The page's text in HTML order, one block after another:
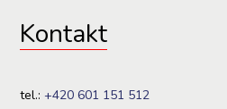
Kontakt
tel.: +420 601 151 512